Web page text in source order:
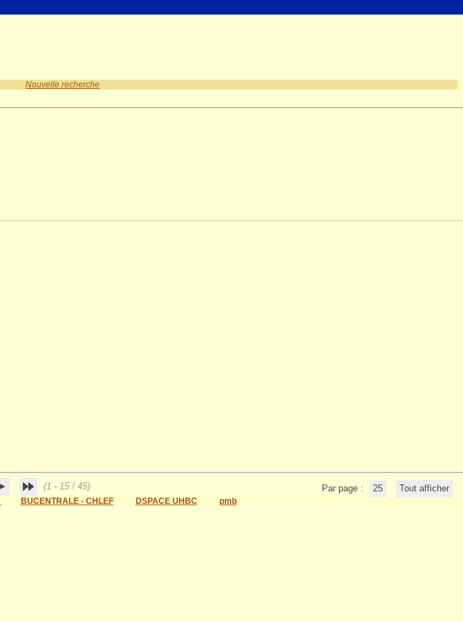
Nouvelle recherche
(1 - 15 / 45) Par page : 25 Tout afficher
BUCENTRALE - CHLEF DSPACE UHBC pmb